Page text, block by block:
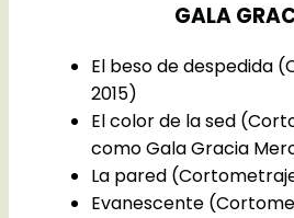
GALA
El beso de despedida
2015)
El color de la sed
como Gala Gracia
La pared
Evanescente